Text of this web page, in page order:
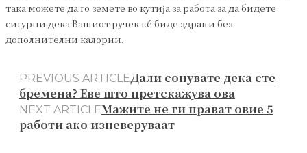
така можете да го земете во кутија за работа за да бидете
сигурни дека Вашиот ручек ќе биде здрав и без
дополнителни калории.
PREVIOUS ARTICLEДали сонувате дека сте
бременa? Еве што претскажува ова
NEXT ARTICLEМажите не ги прават овие 5
работи ако изневеруваат